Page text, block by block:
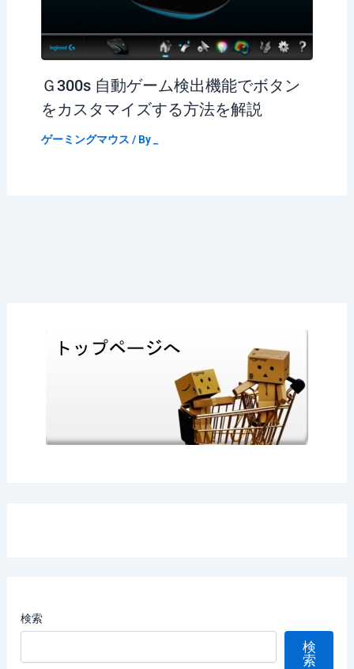
Ｇ300s 自動ゲーム検出機能でボタン
をカスタマイズする方法を解説
ゲーミングマウス / By
検索
検
索